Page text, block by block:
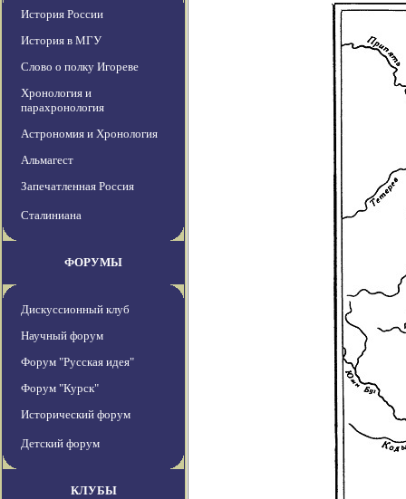
История России
История в МГУ
Слово о полку Игореве
Хронология и
парахронология
Астрономия и Хронология
Альмагест
Запечатленная Россия
Сталиниана
ФОРУМЫ
Дискуссионный клуб
Научный форум
Форум "Русская идея"
Форум "Курск"
Исторический форум
Детский форум
КЛУБЫ